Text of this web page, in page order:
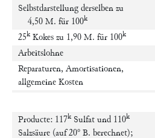
Selbstdarstellung derselben zu
4,50 M. für 100k
25k Kokes zu 1,90 M. für 100k
Arbeitslohne
Reparaturen, Amortisationen,
allgemeine Kosten
Producte: 117k Sulfat und 110k
Salzsäure (auf 20° B. berechnet);